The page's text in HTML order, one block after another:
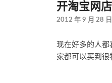
开淘宝网
2012 年 9 月 28 日
现在好多的人都
家都可以买到很